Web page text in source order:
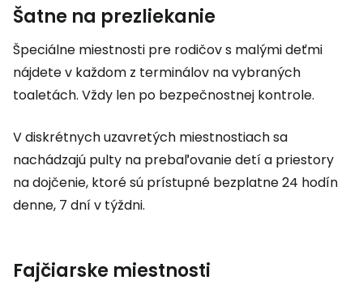
Šatne na prezliekanie
Špeciálne miestnosti pre rodičov s malými deťmi
nájdete v každom z terminálov na vybraných
toaletách. Vždy len po bezpečnostnej kontrole.
V diskrétnych uzavretých miestnostiach sa
nachádzajú pulty na prebaľovanie detí a priestory
na dojčenie, ktoré sú prístupné bezplatne 24 hodín
denne, 7 dní v týždni.
Fajčiarske miestnosti